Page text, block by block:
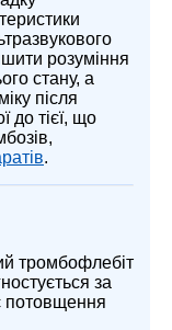
розуміння
стану, а
після
до тієї, що
.
тромбофлебіт
за
потовщення